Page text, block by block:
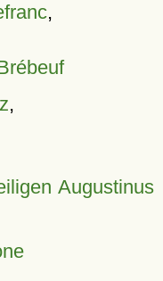
,
,
Augustinus